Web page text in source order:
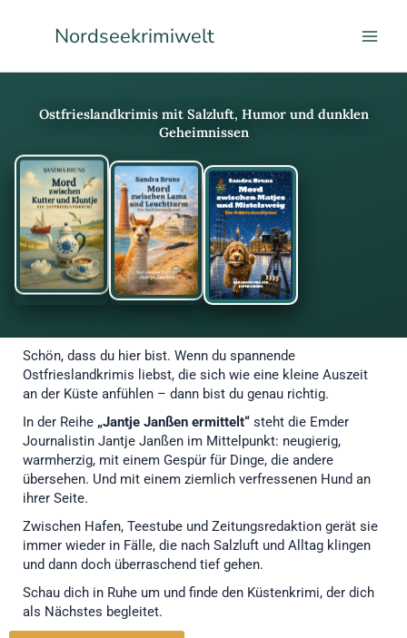
Nordseekrimiwelt
Ostfrieslandkrimis mit Salzluft, Humor und dunklen
Geheimnissen
Schön, dass du hier bist. Wenn du spannende
Ostfrieslandkrimis liebst, die sich wie eine kleine Auszeit
an der Küste anfühlen – dann bist du genau richtig.
In der Reihe „Jantje Janßen ermittelt“ steht die Emder
Journalistin Jantje Janßen im Mittelpunkt: neugierig,
warmherzig, mit einem Gespür für Dinge, die andere
übersehen. Und mit einem ziemlich verfressenen Hund an
ihrer Seite.
Zwischen Hafen, Teestube und Zeitungsredaktion gerät sie
immer wieder in Fälle, die nach Salzluft und Alltag klingen
und dann doch überraschend tief gehen.
Schau dich in Ruhe um und finde den Küstenkrimi, der dich
als Nächstes begleitet.